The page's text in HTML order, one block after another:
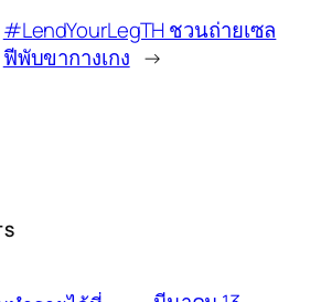
#LendYourLegTH ชวนถ่ายเซล
ฟีพับขากางเกง →